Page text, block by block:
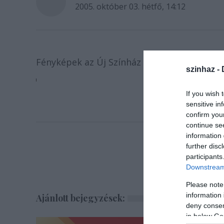
szinhaz -
If you wish
sensitive
confirm
continue
information
further
Please
information
deny
in below
2005. október 03. hétfő, 14:12
Fényképek az Új Színház elõadásából.
Ajánlott bejegyzések: